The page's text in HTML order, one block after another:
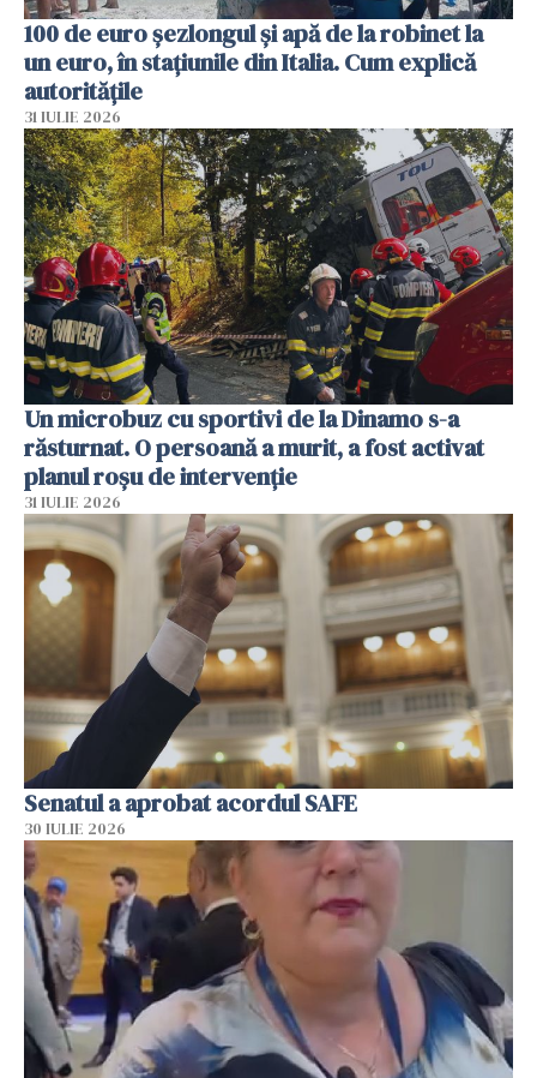
100 de euro șezlongul și apă de la robinet la
un euro, în stațiunile din Italia. Cum explică
autoritățile
31 IULIE 2026
Un microbuz cu sportivi de la Dinamo s-a
răsturnat. O persoană a murit, a fost activat
planul roșu de intervenție
31 IULIE 2026
Senatul a aprobat acordul SAFE
30 IULIE 2026